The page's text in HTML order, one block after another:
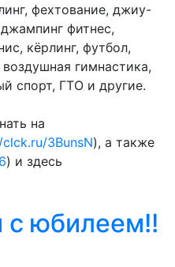
фехтование, джиу-
фитнес,
кёрлинг, футбол,
гимнастика,
спорт, ГТО и другие.
на
3BunsN), а также
) и здесь
с юбилеем!!